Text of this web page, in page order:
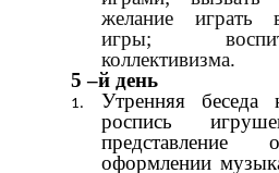
желание играть
игры;
коллективизма.
5 –й день
Утренняя
роспись
представление
оформлении